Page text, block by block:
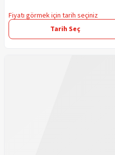
Fiyatı görmek için tarih seçiniz
Tarih Seç